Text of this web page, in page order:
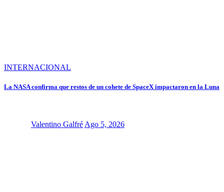
INTERNACIONAL
La NASA confirma que restos de un cohete de SpaceX impactaron en la Luna
Valentino Galfré Ago 5, 2026